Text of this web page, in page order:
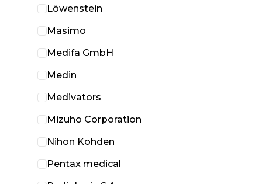
Löwenstein
Masimo
Medifa GmbH
Medin
Medivators
Mizuho Corporation
Nihon Kohden
Pentax medical